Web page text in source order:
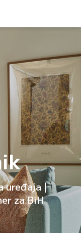
uređaja |
za BiH